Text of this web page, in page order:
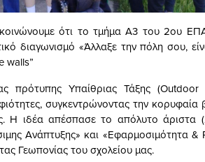
ότι το τμήμα Α3 του 2ου
διαγωνισμό «Άλλαξε την πόλη σου,
walls”
πρότυπης Υπαίθριας Τάξης (Outdoor
συγκεντρώνοντας την κορυφαία
Η ιδέα απέσπασε το απόλυτο άριστα
Ανάπτυξης» και «Εφαρμοσιμότητα &
Γεωπονίας του σχολείου μας.